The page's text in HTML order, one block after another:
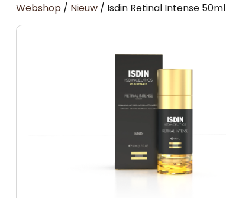
Webshop/ Nieuw/ Isdin Retinal Intense 50ml